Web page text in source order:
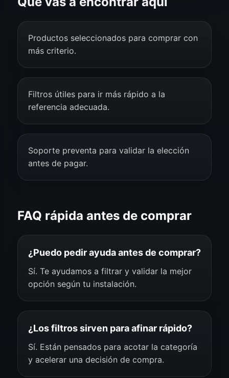
Productos seleccionados para comprar con
más criterio.
Filtros útiles para ir más rápido a la
referencia adecuada.
Soporte preventa para validar la elección
antes de pagar.
FAQ rápida antes de comprar
¿Puedo pedir ayuda antes de comprar?
Sí. Te ayudamos a filtrar y validar la mejor
opción según tu instalación.
¿Los filtros sirven para afinar rápido?
Sí. Están pensados para acotar la categoría
y acelerar una decisión de compra.